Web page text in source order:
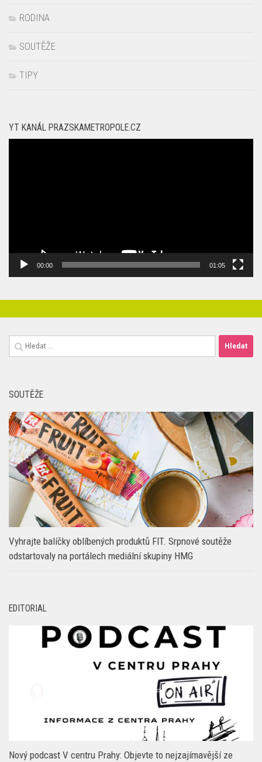
RODINA
SOUTĚŽE
TIPY
YT KANÁL PRAZSKAMETROPOLE.CZ
00:00 01:05
Vyhledávání
SOUTĚŽE
Vyhrajte balíčky oblíbených produktů FIT. Srpnové soutěže
odstartovaly na portálech mediální skupiny HMG
EDITORIAL
Nový podcast V centru Prahy: Objevte to nejzajímavější ze